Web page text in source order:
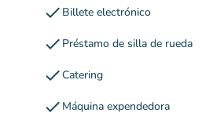
check Billete electrónico
check Préstamo de silla de rueda
checkCatering
check Máquina expendedora